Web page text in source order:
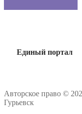
Единый портал
Авторское право ©
Гурьевск